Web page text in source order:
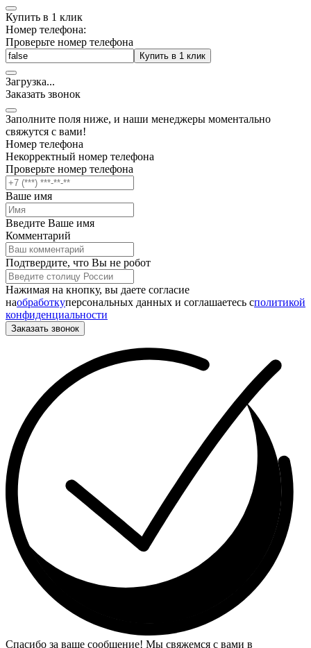
Купить в 1 клик
Номер телефона:
Проверьте номер телефона
Купить в 1 клик
Загрузка...
Заказать звонок
Заполните поля ниже, и наши менеджеры моментально
свяжутся с вами!
Номер телефона
Некорректный номер телефона
Проверьте номер телефона
Ваше имя
Введите Ваше имя
Комментарий
Подтвердите, что Вы не робот
Нажимая на кнопку, вы даете согласие
наобработкуперсональных данных и соглашаетесь cполитикой
конфиденциальности
Заказать звонок
Спасибо за ваше сообщение! Мы свяжемся с вами в